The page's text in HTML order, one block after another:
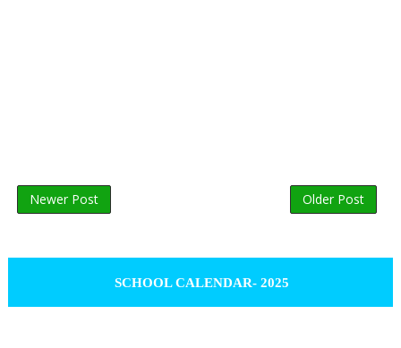
Newer Post Older Post
SCHOOL CALENDAR- 2025